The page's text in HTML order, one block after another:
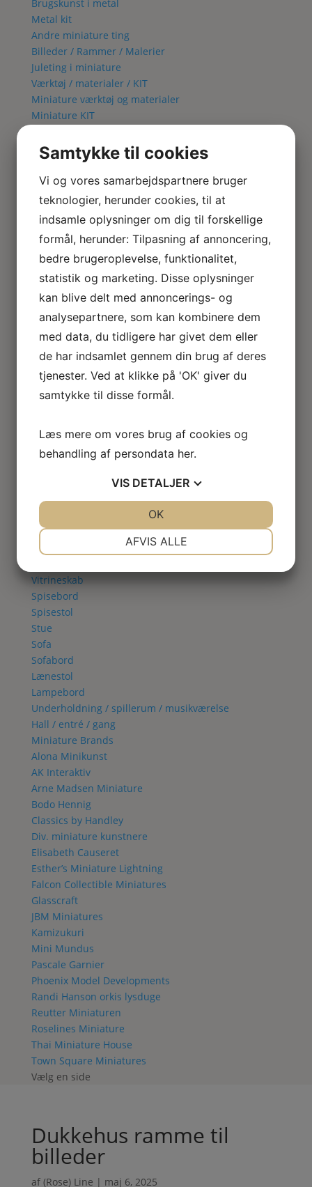
Brugskunst i metal
Metal kit
Andre miniature ting
Billeder / Rammer / Malerier
Juleting i miniature
Værktøj / materialer / KIT
Miniature værktøj og materialer
Miniature KIT
Fuglebur KIT
Lampe KIT
Metal kit
Lamper & El
Alle Lamper
Bordlamper
Væglamper
Loftlamper
Lysekroner
Gulvlamper
LED lamper
Roseline miniaturelamper
Lampe KIT
El tilbehør
Miniature rum
Café
Bibliotek / kontor / arbejdsværelse
Børneværelse
Soveværelse
Natbord
Klædeskab
Vitrineskab
Spisebord
Spisestol
Stue
Sofa
Sofabord
Lænestol
Lampebord
Underholdning / spillerum / musikværelse
Hall / entré / gang
Miniature Brands
Alona Minikunst
AK Interaktiv
Arne Madsen Miniature
Bodo Hennig
Classics by Handley
Div. miniature kunstnere
Elisabeth Causeret
Esther’s Miniature Lightning
Falcon Collectible Miniatures
Glasscraft
JBM Miniatures
Kamizukuri
Mini Mundus
Pascale Garnier
Phoenix Model Developments
Randi Hanson orkis lysduge
Reutter Miniaturen
Roselines Miniature
Thai Miniature House
Town Square Miniatures
Vælg en side
Dukkehus ramme til
billeder
af (Rose) Line | maj 6, 2025
Samtykke til cookies
Vi og vores samarbejdspartnere bruger
teknologier, herunder cookies, til at
indsamle oplysninger om dig til forskellige
formål, herunder: Tilpasning af annoncering,
bedre brugeroplevelse, funktionalitet,
statistik og marketing. Disse oplysninger
kan blive delt med annoncerings- og
analysepartnere, som kan kombinere dem
med data, du tidligere har givet dem eller
de har indsamlet gennem din brug af deres
tjenester. Ved at klikke på 'OK' giver du
samtykke til disse formål.
Læs mere om vores brug af cookies og
behandling af persondata her.
VIS DETALJER
MARKETING
AFVIS ALLE
OK